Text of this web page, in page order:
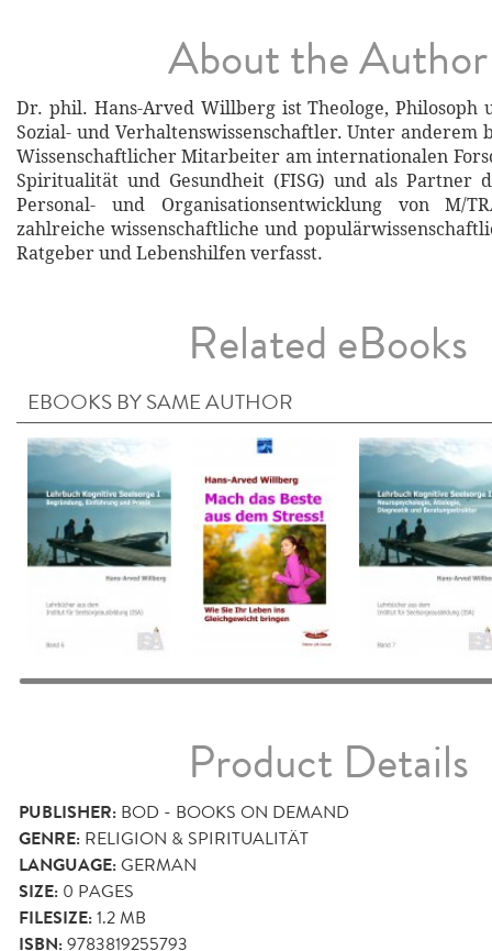
About the Author
Dr. phil. Hans-Arved Willberg ist Theologe, Philosoph
Sozial- und Verhaltenswissenschaftler. Unter anderem
Wissenschaftlicher Mitarbeiter am internationalen
Spiritualität und Gesundheit (FISG) und als Partner
Personal- und Organisationsentwicklung von M/
zahlreiche wissenschaftliche und
Ratgeber und Lebenshilfen verfasst.
Related eBooks
EBOOKS BY SAME AUTHOR
Product Details
PUBLISHER: BOD - BOOKS ON DEMAND
GENRE: RELIGION & SPIRITUALITÄT
LANGUAGE:GERMAN
SIZE: 0 PAGES
FILESIZE:1.2 MB
ISBN:9783819255793